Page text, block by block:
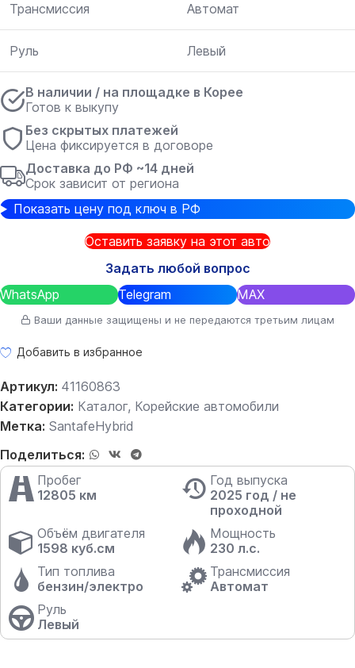
Трансмиссия Автомат
Руль Левый
В наличии / на площадке в Корее
Готов к выкупу
Без скрытых платежей
Цена фиксируется в договоре
Доставка до РФ ~14 дней
Срок зависит от региона
Показать цену под ключ в РФ
Оставить заявку на этот авто
Задать любой вопрос
WhatsApp
Telegram MAX
Ваши данные защищены и не передаются третьим лицам
Добавить в избранное
Артикул: 41160863
Категории: Каталог, Корейские автомобили
Метка: SantafeHybrid
Поделиться:
Пробег
12805 км
Год выпуска
2025 год / не
проходной
Объём двигателя
1598 куб.см
Мощность
230 л.с.
Тип топлива
бензин/электро
Трансмиссия
Автомат
Руль
Левый